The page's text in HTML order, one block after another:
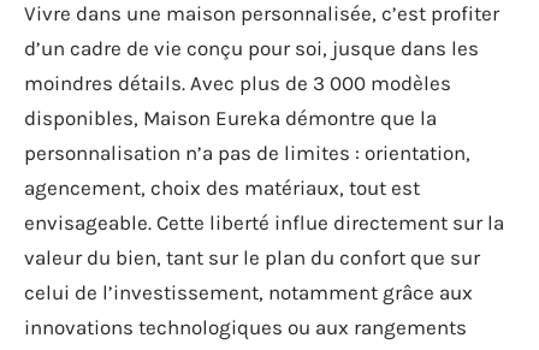
Vivre dans une maison personnalisée, c’est profiter
d’un cadre de vie conçu pour soi, jusque dans les
moindres détails. Avec plus de 3 000 modèles
disponibles, Maison Eureka démontre que la
personnalisation n’a pas de limites : orientation,
agencement, choix des matériaux, tout est
envisageable. Cette liberté influe directement sur la
valeur du bien, tant sur le plan du confort que sur
celui de l’investissement, notamment grâce aux
innovations technologiques ou aux rangements